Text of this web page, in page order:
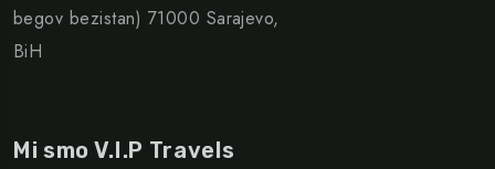
begov bezistan) 71000 Sarajevo,
BiH
Mi smo V.I.P Travels